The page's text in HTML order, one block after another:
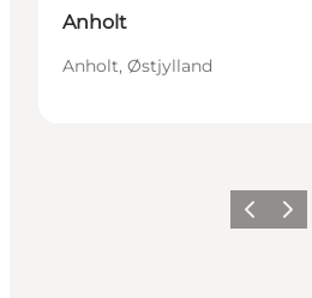
Anholt
Anholt, Østjylland
ForrigeNæste